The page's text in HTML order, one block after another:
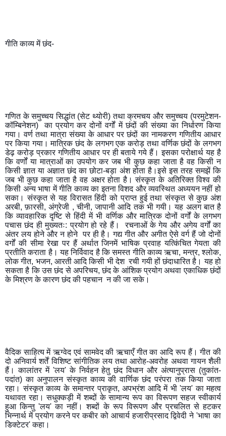
गीति काव्य में छंद-
गणित के समुच्चय सिद्धांत (सेट थ्योरी) तथा क्रमचय और समुच्चय (परमुटेशन-
कॉम्बिनेशन)  का प्रयोग कर दोनों वर्गों में छंदों की संख्या का निर्धारण किया
गया। वर्ण तथा मात्रा संख्या के आधार पर छंदों का नामकरण गणितीय आधार
पर किया गया। मात्रिक छंद के लगभग एक करोड़ तथा वर्णिक छंदों के लगभग
डेढ़ करोड़ प्रकार गणितीय आधार पर ही बताये गये हैं। इसका परोक्षार्थ यह है
कि वर्णों या मात्राओं का उपयोग कर जब भी कुछ कहा जाता है वह किसी न
किसी ज्ञात या अज्ञात छंद का छोटा-बड़ा अंश होता है।इसे इस तरह समझें कि
जब भी कुछ कहा जाता है वह अक्षर होता है। संस्कृत के अतिरिक्त विश्व की
किसी अन्य भाषा में गीति काव्य का इतना विशद और व्यवस्थित अध्ययन नहीं हो
सका। संस्कृत से यह विरासत हिंदी को प्राप्त हुई तथा संस्कृत से कुछ अंश
अरबी, फ़ारसी, अंग्रेजी , चीनी, जापानी आदि तक भी गयी। यह अलग बात है
कि व्यावहारिक दृष्टि से हिंदी में भी वर्णिक और मात्रिक दोनों वर्गों के लगभग
पचास छंद ही मुख्यतः: प्रयोग हो रहे हैं।  रचनाओं के गेय और अगेय वर्गों का
अंतर लय होने और न होने  पर ही है। गद्य गीत और अगीत ऐसे वर्ग हैं जो दोनों
वर्गों की सीमा रेखा पर हैं अर्थात जिनमें भाषिक प्रवाह यत्किंचित गेयता की
प्रतीति कराता है। यह निर्विवाद है कि समस्त गीति काव्य ऋचा, मन्त्र, श्लोक,
लोक गीत, भजन, आरती आदि किसी भी देश  रची गयी हों छंदाधारित है। यह हो
सकता है कि उस छंद से अपरिचय, छंद के आंशिक प्रयोग अथवा एकाधिक छंदों
के मिश्रण के कारण छंद की पहचान  न की जा सके।
वैदिक साहित्य में ऋग्वेद एवं सामवेद की ऋचाएँ गीत का आदि रूप हैं। गीत की
दो अनिवार्य शर्तें विशिष्ट सांगीतिक लय तथा आरोह-अवरोह अथवा गायन शैली
हैं। कालांतर में 'लय' के निर्वहन हेतु छंद विधान और अंत्यानुप्रास (तुकांत-
पदांत) का अनुपालन संस्कृत काव्य की वार्णिक छंद परंपरा तक किया जाता
रहा। संस्कृत काव्य के समान्तर प्राकृत, अपभ्रंश आदि में भी 'लय' का महत्व
यथावत रहा। सधुक्कड़ी में शब्दों के सामान्य रूप का विरूपण सहज स्वीकार्य
हुआ किन्तु 'लय' का नहीं। शब्दों के रूप विरूपण और प्रचलित से हटकर
भिन्नार्थ में प्रयोग करने पर कबीर को आचार्य हजारीप्रसाद द्विवेदी ने 'भाषा का
डिक्टेटर' कहा।